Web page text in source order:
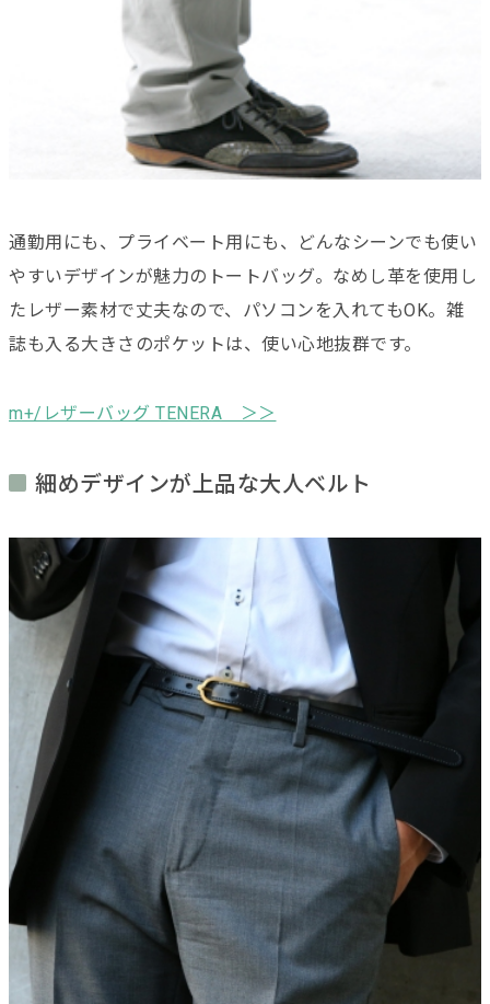
通勤用にも、プライベート用にも、どんなシーンでも使い
やすいデザインが魅力のトートバッグ。なめし革を使用し
たレザー素材で丈夫なので、パソコンを入れてもOK。雑
誌も入る大きさのポケットは、使い心地抜群です。
m+/レザーバッグ TENERA ＞＞
細めデザインが上品な大人ベルト